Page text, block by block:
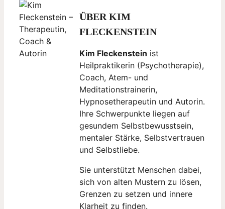
ÜBER KIM
FLECKENSTEIN
Kim Fleckenstein ist
Heilpraktikerin (Psychotherapie),
Coach, Atem- und
Meditationstrainerin,
Hypnosetherapeutin und Autorin.
Ihre Schwerpunkte liegen auf
gesundem Selbstbewusstsein,
mentaler Stärke, Selbstvertrauen
und Selbstliebe.
Sie unterstützt Menschen dabei,
sich von alten Mustern zu lösen,
Grenzen zu setzen und innere
Klarheit zu finden.